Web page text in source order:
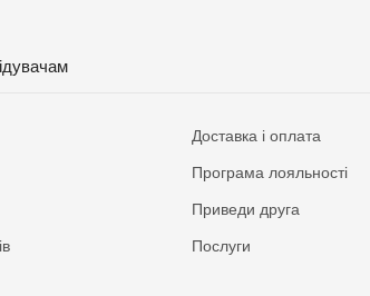
Доставка і оплата
Програма лояльності
Приведи друга
Послуги